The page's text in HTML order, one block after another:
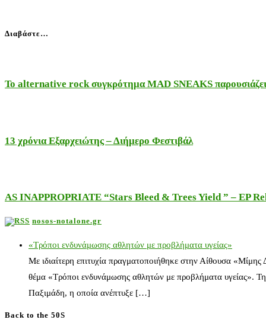
Διαβάστε…
Το alternative rock συγκρότημα MAD SNEAKS
13 χρόνια Εξαρχειώτης – Διήμερο Φεστιβάλ
AS INAPPROPRIATE “Stars Bleed & Trees Yield ” – EP
nosos-notalone.gr
«Τρόποι ενδυνάμωσης αθλητών με προβλήματα υγείας»
Με ιδιαίτερη επιτυχία πραγματοποιήθηκε στην Αίθουσα
θέμα «Τρόποι ενδυνάμωσης αθλητών με προβλήματα υγείας».
Παξιμάδη, η οποία ανέπτυξε […]
Back to the 50S